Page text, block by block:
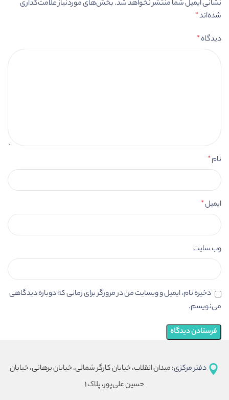
نشانی ایمیل شما منتشر نخواهد شد.بخش‌های موردنیاز علامت‌گذاری
شده‌اند*
دیدگاه*
نام*
ایمیل*
وب‌ سایت
ذخیره نام، ایمیل و وبسایت من در مرورگر برای زمانی که دوباره دیدگاهی
می‌نویسم.
دفتر مرکزی:میدان انقلاب، خیابان کارگر شمالی، خیابان برهانی، خیابان
حسین علی‌پور، پلاک ۱